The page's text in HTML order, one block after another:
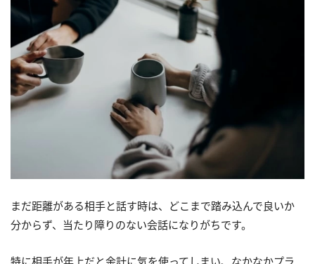
まだ距離がある相手と話す時は、どこまで踏み込んで良いか
分からず、当たり障りのない会話になりがちです。
特に相手が年上だと余計に気を使ってしまい、なかなかプラ